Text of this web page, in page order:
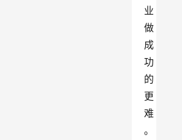
业
做
成
功
的
更
难
。